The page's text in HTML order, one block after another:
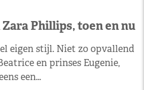
Phillips, toen en nu
eigen stijl. Niet zo opvallend
en prinses Eugenie,
een…